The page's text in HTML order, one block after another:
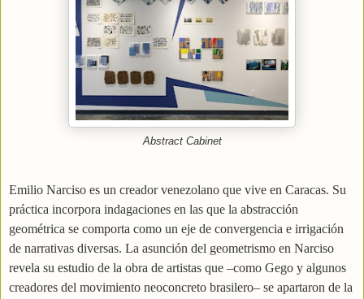
Abstract Cabinet
Emilio Narciso es un creador venezolano que vive en Caracas. Su
práctica incorpora indagaciones en las que la abstracción
geométrica se comporta como un eje de convergencia e irrigación
de narrativas diversas. La asunción del geometrismo en Narciso
revela su estudio de la obra de artistas que –como Gego y algunos
creadores del movimiento neoconcreto brasilero– se apartaron de la